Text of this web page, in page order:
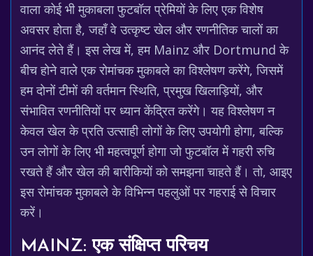
वाला कोई भी मुकाबला फुटबॉल प्रेमियों के लिए एक विशेष
अवसर होता है, जहाँ वे उत्कृष्ट खेल और रणनीतिक चालों का
आनंद लेते हैं। इस लेख में, हम Mainz और Dortmund के
बीच होने वाले एक रोमांचक मुकाबले का विश्लेषण करेंगे, जिसमें
हम दोनों टीमों की वर्तमान स्थिति, प्रमुख खिलाड़ियों, और
संभावित रणनीतियों पर ध्यान केंद्रित करेंगे। यह विश्लेषण न
केवल खेल के प्रति उत्साही लोगों के लिए उपयोगी होगा, बल्कि
उन लोगों के लिए भी महत्वपूर्ण होगा जो फुटबॉल में गहरी रुचि
रखते हैं और खेल की बारीकियों को समझना चाहते हैं। तो, आइए
इस रोमांचक मुकाबले के विभिन्न पहलुओं पर गहराई से विचार
करें।
MAINZ: एक संक्षिप्त परिचय